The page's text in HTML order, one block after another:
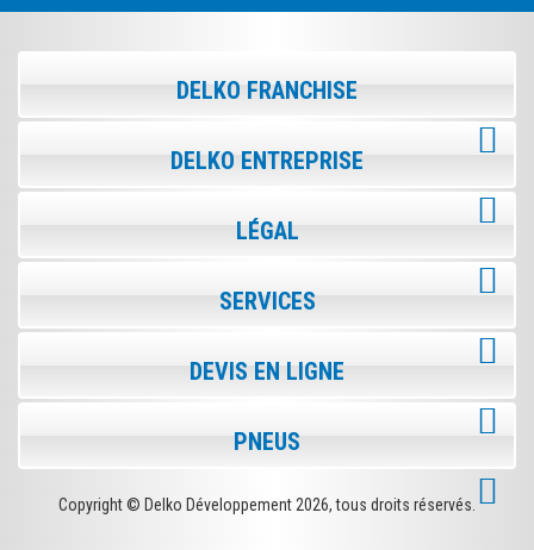
DELKO FRANCHISE
DELKO ENTREPRISE
LÉGAL
SERVICES
DEVIS EN LIGNE
PNEUS
Copyright © Delko Développement 2026, tous droits réservés.